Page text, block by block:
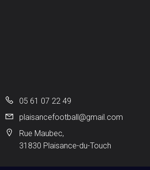
05 61 07 22 49
plaisancefootball@gmail.com
Rue Maubec,
31830 Plaisance-du-Touch